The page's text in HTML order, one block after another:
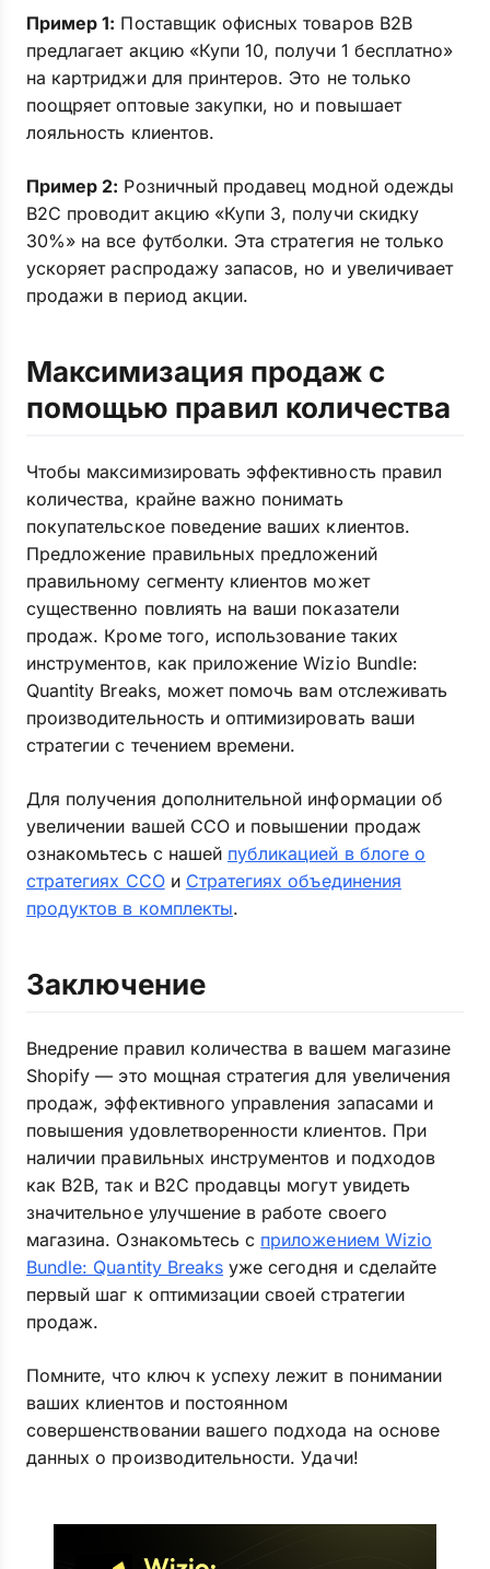
Пример 1: Поставщик офисных товаров B2B
предлагает акцию «Купи 10, получи 1 бесплатно»
на картриджи для принтеров. Это не только
поощряет оптовые закупки, но и повышает
лояльность клиентов.
Пример 2: Розничный продавец модной одежды
B2C проводит акцию «Купи 3, получи скидку
30%» на все футболки. Эта стратегия не только
ускоряет распродажу запасов, но и увеличивает
продажи в период акции.
Максимизация продаж с
помощью правил количества
Чтобы максимизировать эффективность правил
количества, крайне важно понимать
покупательское поведение ваших клиентов.
Предложение правильных предложений
правильному сегменту клиентов может
существенно повлиять на ваши показатели
продаж. Кроме того, использование таких
инструментов, как приложение Wizio Bundle:
Quantity Breaks, может помочь вам отслеживать
производительность и оптимизировать ваши
стратегии с течением времени.
Для получения дополнительной информации об
увеличении вашей ССО и повышении продаж
ознакомьтесь с нашей публикацией в блоге о
стратегиях ССОи Стратегиях объединения
продуктов в комплекты.
Заключение
Внедрение правил количества в вашем магазине
Shopify — это мощная стратегия для увеличения
продаж, эффективного управления запасами и
повышения удовлетворенности клиентов. При
наличии правильных инструментов и подходов
как B2B, так и B2C продавцы могут увидеть
значительное улучшение в работе своего
магазина. Ознакомьтесь с приложением Wizio
Bundle: Quantity Breaks уже сегодня и сделайте
первый шаг к оптимизации своей стратегии
продаж.
Помните, что ключ к успеху лежит в понимании
ваших клиентов и постоянном
совершенствовании вашего подхода на основе
данных о производительности. Удачи!